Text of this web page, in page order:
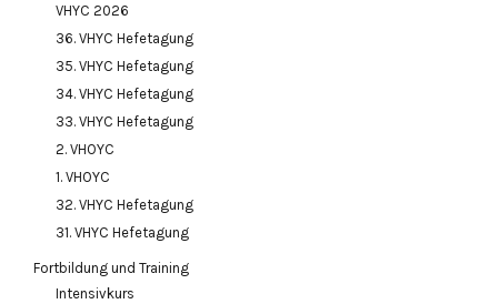
VHYC 2026
36. VHYC Hefetagung
35. VHYC Hefetagung
34. VHYC Hefetagung
33. VHYC Hefetagung
2. VHOYC
1. VHOYC
32. VHYC Hefetagung
31. VHYC Hefetagung
Fortbildung und Training
Intensivkurs